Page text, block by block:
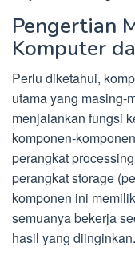
Pengertian
Komputer
Perlu diketahui,
utama yang masing-
menjalankan fungsi
komponen-
perangkat
perangkat storage
komponen ini
semuanya bekerja
hasil yang diinginkan.